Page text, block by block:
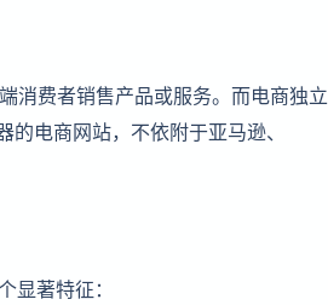
消费者销售产品或服务。而电商独立
电商网站，不依附于亚马逊、
著特征：